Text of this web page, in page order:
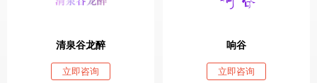
清泉谷龙醉
立即咨询
响谷
立即咨询